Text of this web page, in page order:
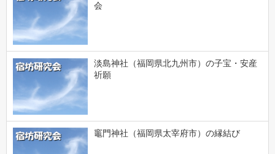
会
淡島神社（福岡県北九州市）の子宝・安産
祈願
竈門神社（福岡県太宰府市）の縁結び